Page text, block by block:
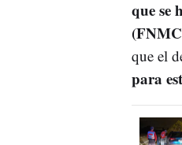
que se
que el
para